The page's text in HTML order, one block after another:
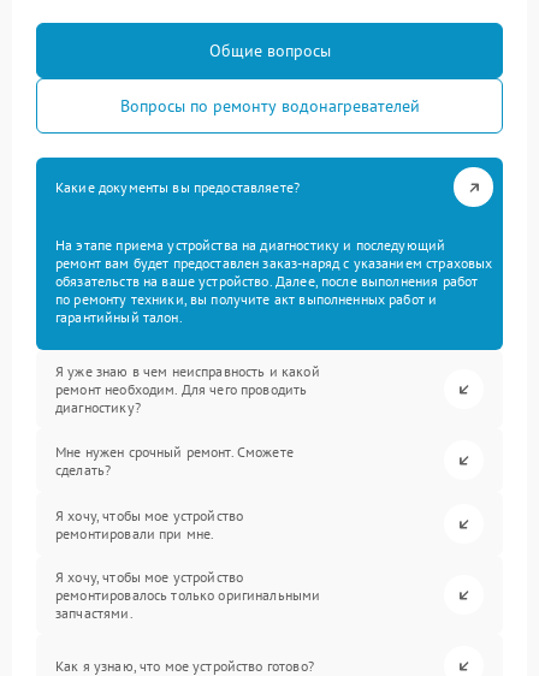
Общие вопросы
Вопросы по ремонту водонагревателей
Какие документы вы предоставляете?
На этапе приема устройства на диагностику и последующий
ремонт вам будет предоставлен заказ-наряд с указанием страховых
обязательств на ваше устройство. Далее, после выполнения работ
по ремонту техники, вы получите акт выполненных работ и
гарантийный талон.
Я уже знаю в чем неисправность и какой
ремонт необходим. Для чего проводить
диагностику?
Мне нужен срочный ремонт. Сможете
сделать?
Я хочу, чтобы мое устройство
ремонтировали при мне.
Я хочу, чтобы мое устройство
ремонтировалось только оригинальными
запчастями.
Как я узнаю, что мое устройство готово?